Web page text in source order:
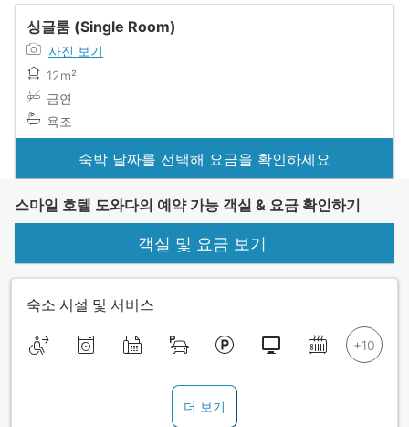
싱글룸 (Single Room)
사진 보기
12m²
금연
욕조
숙박 날짜를 선택해 요금을 확인하세요
스마일 호텔 도와다의 예약 가능 객실 & 요금 확인하기
객실 및 요금 보기
숙소 시설 및 서비스
더 보기